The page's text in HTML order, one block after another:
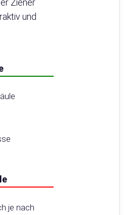
Ziener
und
je nach